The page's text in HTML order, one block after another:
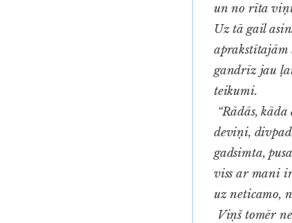
un no rīta
Uz tā gail
aprakstītajām
gandrīz jau
teikumi.
“Rādās,
deviņi,
gadsimta,
viss ar mani
uz neticamo,
Viņš tomēr